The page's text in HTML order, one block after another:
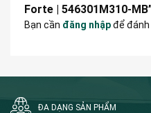
Forte | 546301M310-
Bạn cần đăng nhậpđể đánh
ĐA DẠNG SẢN PHẨM